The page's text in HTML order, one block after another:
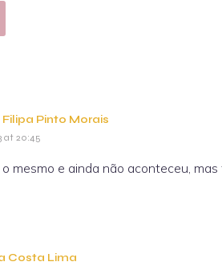
Pinto Morais
at 20:45
mesmo e ainda não aconteceu,
Costa Lima